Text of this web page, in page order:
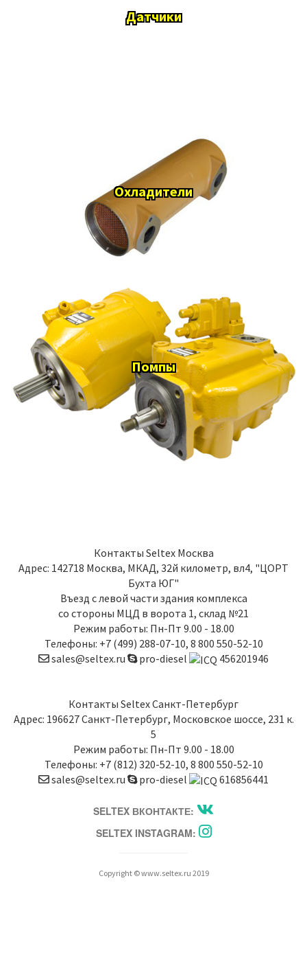
Датчики
Охладители
Помпы
Контакты Seltex Москва
Адрес: 142718 Москва, МКАД, 32й километр, вл4, "ЦОРТ
Бухта ЮГ"
Въезд с левой части здания комплекса
со стороны МЦД в ворота 1, склад №21
Режим работы: Пн-Пт 9.00 - 18.00
Телефоны: +7 (499) 288-07-10, 8 800 550-52-10
sales@seltex.ru
pro-diesel 456201946
Контакты Seltex Санкт-Петербург
Адрес: 196627Санкт-Петербург, Московское шоссе, 231 к.
5
Режим работы: Пн-Пт 9.00 - 18.00
Телефоны: +7 (812) 320-52-10, 8 800 550-52-10
sales@seltex.ru
pro-diesel 616856441
SELTEX ВКОНТАКТЕ:
SELTEX INSTAGRAM:
Copyright © www.seltex.ru 2019